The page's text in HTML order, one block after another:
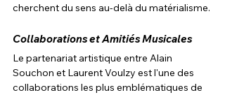
cherchent du sens au-delà du matérialisme.
Collaborations et Amitiés Musicales
Le partenariat artistique entre Alain
Souchon et Laurent Voulzy est l'une des
collaborations les plus emblématiques de